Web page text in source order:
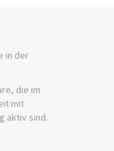
in der
die im
mit
aktiv sind.